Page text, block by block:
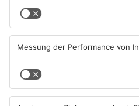
08.08.2026, 09:33 UHR IN
PRIMAVERALAND
TOPNEWS